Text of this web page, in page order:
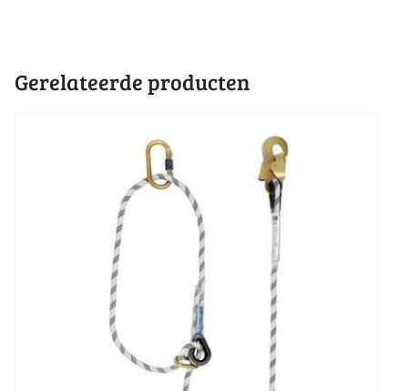
Gerelateerde producten